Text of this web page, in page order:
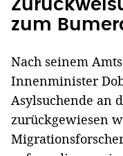
Inhalt
zum
Nach seinem
Innenminister
Asylsuchende an
zurückgewiesen